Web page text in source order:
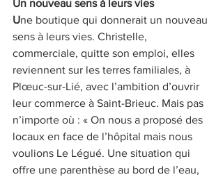
Un nouveau sens à leurs vies
Une boutique qui donnerait un nouveau
sens à leurs vies. Christelle,
commerciale, quitte son emploi, elles
reviennent sur les terres familiales, à
Plœuc-sur-Lié, avec l’ambition d’ouvrir
leur commerce à Saint-Brieuc. Mais pas
n’importe où : « On nous a proposé des
locaux en face de l’hôpital mais nous
voulions Le Légué. Une situation qui
offre une parenthèse au bord de l’eau,